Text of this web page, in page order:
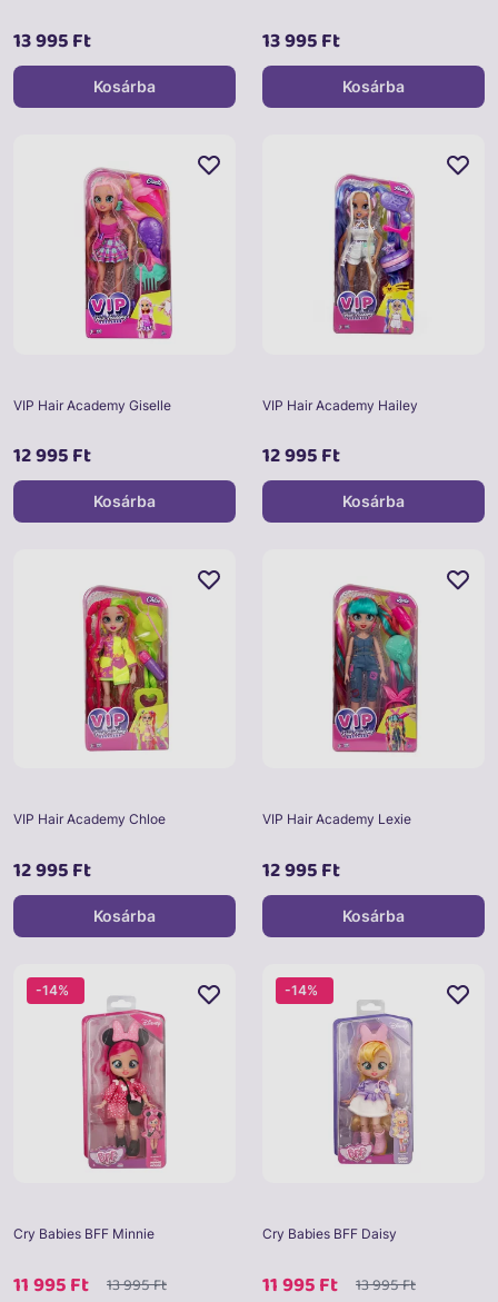
13 995 Ft
Kosárba
13 995 Ft
Kosárba
VIP Hair Academy Giselle
12 995 Ft
Kosárba
VIP Hair Academy Hailey
12 995 Ft
Kosárba
VIP Hair Academy Chloe
12 995 Ft
Kosárba
VIP Hair Academy Lexie
12 995 Ft
Kosárba
Cry Babies BFF Minnie
11 995 Ft 13 995 Ft
-14%
Cry Babies BFF Daisy
11 995 Ft 13 995 Ft
-14%